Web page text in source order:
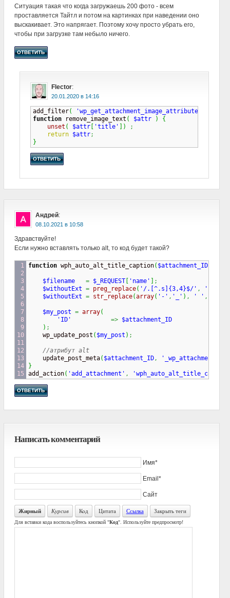
Ситуация такая что когда загружаешь 200 фото - всем
проставляется Тайтл и потом на картинках при наведении оно
выскакивает. Это напрягает. Поэтому хочу просто убрать его,
чтобы при загрузке там небыло ничего.
ОТВЕТИТЬ
Flector:
в
add_filter( 'wp_get_attachment_image_attributes'
function remove_image_text ( $attr )
{
unset ( $attr[ 'title' )
;
return $attr;
}
ОТВЕТИТЬ
Андрей:
в
Здравствуйте!
Если нужно вставлять только alt, то код будет такой?
1
2
3
4
5
6
7
8
9
10
11
12
13
14
function wph_auto_alt_title_caption( $attachment_ID)
$filename = $_REQUEST[ 'name'
;
$withoutExt = preg_replace( '/.[^. s]{3,4}$/' , ''
$withoutExt = str_replace(array( '-' , '_' ) , ' ' ,
$my_post = array(
'ID'
=> $attachment_ID
) ;
    wp_update_post
( $my_post ) ;
//атрибут alt
    update_post_meta
( $attachment_ID,
}
add_action( 'add_attachment' ,
ОТВЕТИТЬ
Написать комментарий
Имя*
Email*
Сайт
Жирный Курсив Код Цитата Ссылка Закрыть теги
Для вставки кода воспользуйтесь кнопкой "Код". Используйте предпросмотр!